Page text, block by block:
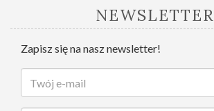
NEWSLETTER
Zapisz się na nasz newsletter!